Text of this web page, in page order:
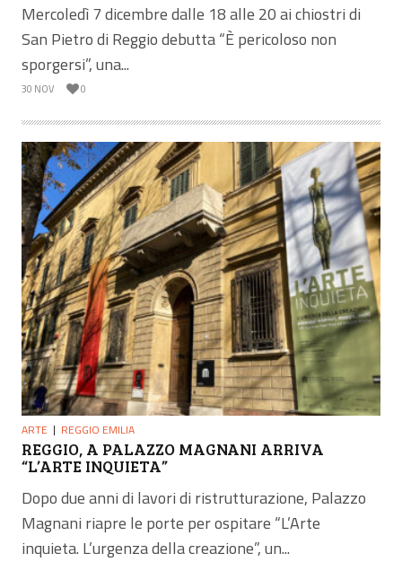
Mercoledì 7 dicembre dalle 18 alle 20 ai chiostri di
San Pietro di Reggio debutta “È pericoloso non
sporgersi”, una...
30 NOV 0
ARTE REGGIO EMILIA
REGGIO, A PALAZZO MAGNANI ARRIVA
“L’ARTE INQUIETA”
Dopo due anni di lavori di ristrutturazione, Palazzo
Magnani riapre le porte per ospitare “L’Arte
inquieta. L’urgenza della creazione”, un...